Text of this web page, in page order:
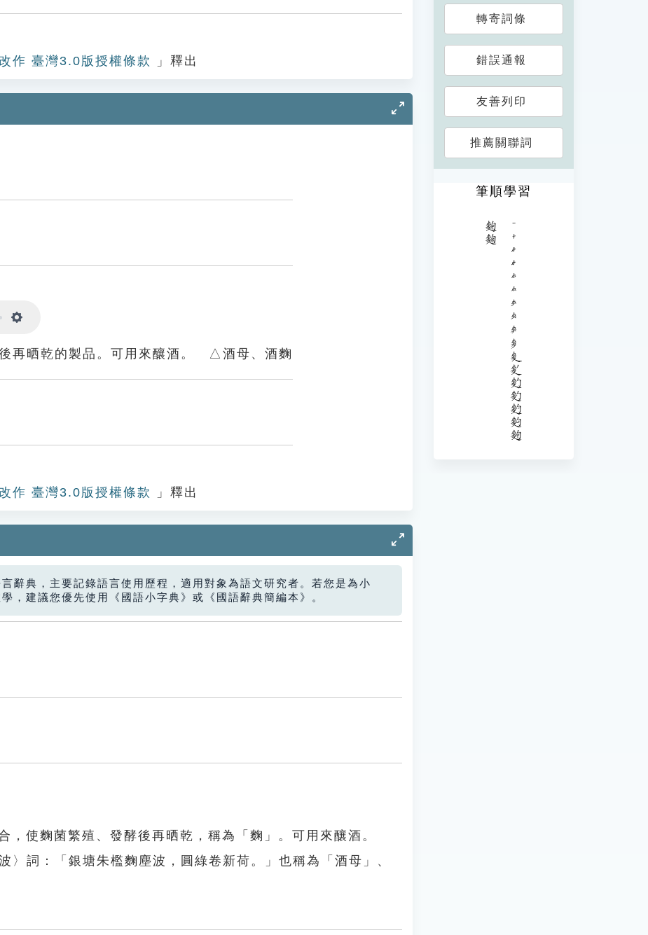
作 臺灣3.0版授權條款 」釋出
再晒乾的製品。可用來釀酒。 △酒母、酒麴
作 臺灣3.0版授權條款 」釋出
辭典，主要記錄語言使用歷程，適用對象為語文研究者。若您是為小
，建議您優先使用《國語小字典》或《國語辭典簡編本》。
，使麴菌繁殖、發酵後再晒乾，稱為「麴」。可用來釀酒。
〉詞：「銀塘朱檻麴塵波，圓綠卷新荷。」也稱為「酒母」、
轉寄詞條
錯誤通報
友善列印
推薦關聯詞
筆順學習